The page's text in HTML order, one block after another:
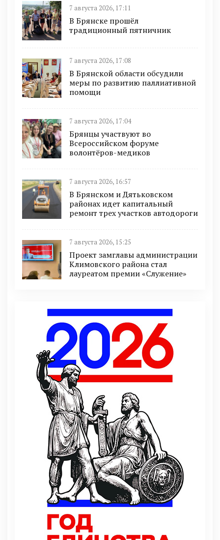
7 августа 2026, 17:11
В Брянске прошёл
традиционный пятничник
7 августа 2026, 17:08
В Брянской области обсудили
меры по развитию паллиативной
помощи
7 августа 2026, 17:04
Брянцы участвуют во
Всероссийском форуме
волонтёров-медиков
7 августа 2026, 16:57
В Брянском и Дятьковском
районах идет капитальный
ремонт трех участков автодороги
7 августа 2026, 15:25
Проект замглавы администрации
Климовского района стал
лауреатом премии «Служение»